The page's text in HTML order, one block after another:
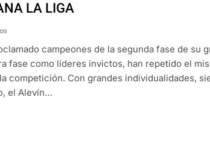
LA LIGA
campeones de la segunda fase de su
fase como líderes invictos, han repetido el
competición. Con grandes individualidades,
el Alevín…